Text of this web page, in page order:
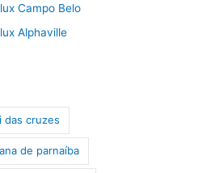
Campo Belo
Alphaville
das cruzes
de parnaíba